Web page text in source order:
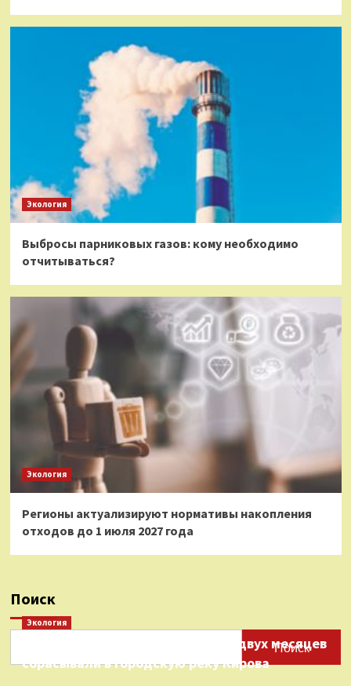
Экология
Выбросы парниковых газов: кому необходимо
отчитываться?
Экология
Регионы актуализируют нормативы накопления
отходов до 1 июля 2027 года
Поиск
Поиск
Экология
Нефтепродукты на протяжении двух месяцев
сбрасывали в городскую реку Кирова